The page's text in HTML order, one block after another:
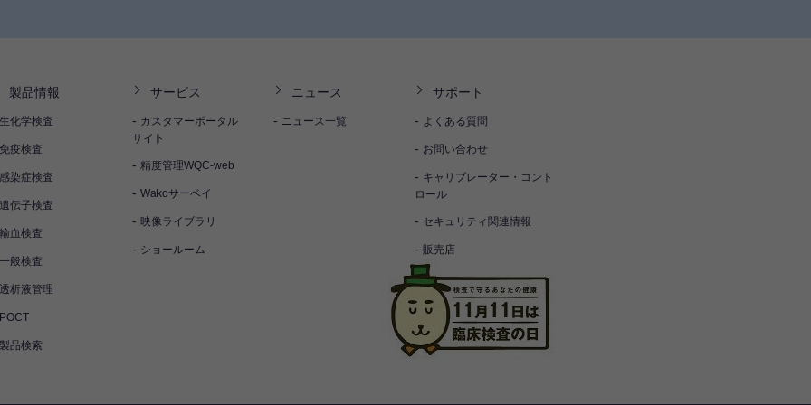
製品情報
生化学検査
免疫検査
感染症検査
遺伝子検査
輸血検査
一般検査
透析液管理
POCT
製品検索
サービス
カスタマーポータル
サイト
精度管理WQC-web
Wakoサーベイ
映像ライブラリ
ショールーム
ニュース
ニュース一覧
サポート
よくある質問
お問い合わせ
キャリブレーター・コント
ロール
セキュリティ関連情報
販売店